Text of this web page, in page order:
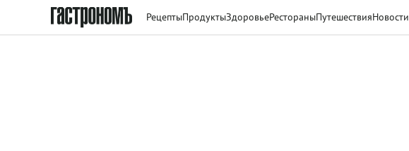
РецептыПродуктыЗдоровьеРестораныПутешествияНовости